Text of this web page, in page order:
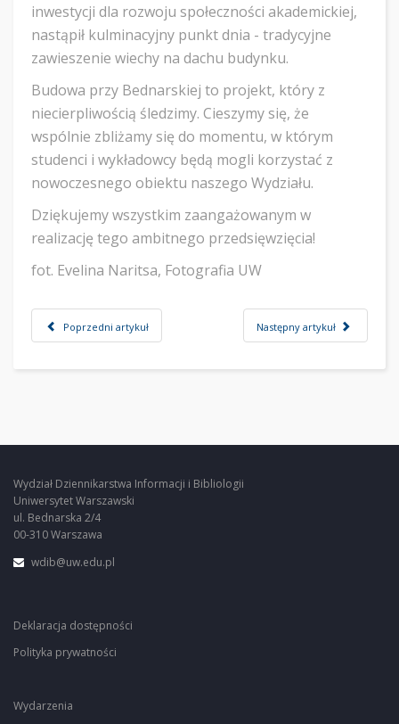
inwestycji dla rozwoju społeczności akademickiej,
nastąpił kulminacyjny punkt dnia - tradycyjne
zawieszenie wiechy na dachu budynku.
​Budowa przy Bednarskiej to projekt, który z
niecierpliwością śledzimy. Cieszymy się, że
wspólnie zbliżamy się do momentu, w którym
studenci i wykładowcy będą mogli korzystać z
nowoczesnego obiektu naszego Wydziału.
​Dziękujemy wszystkim zaangażowanym w
realizację tego ambitnego przedsięwzięcia!
fot. Evelina Naritsa, Fotografia UW
Poprzedni artykuł Następny artykuł
Wydział Dziennikarstwa Informacji i Bibliologii
Uniwersytet Warszawski
ul. Bednarska 2/4
00-310 Warszawa
wdib@uw.edu.pl
Deklaracja dostępności
Polityka prywatności
Wydarzenia